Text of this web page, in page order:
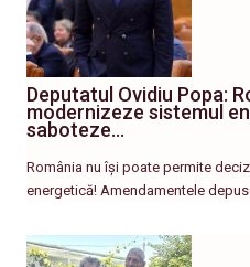
Deputatul Ovidiu Popa:
modernizeze sistemul
saboteze…
România nu își poate permite
energetică! Amendamentele